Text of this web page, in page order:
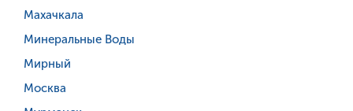
Махачкала
Минеральные Воды
Мирный
Москва